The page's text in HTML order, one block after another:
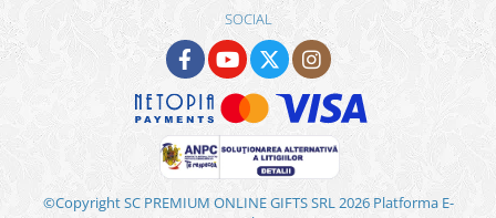
SOCIAL
©Copyright SC PREMIUM ONLINE GIFTS SRL 2026 Platforma E-